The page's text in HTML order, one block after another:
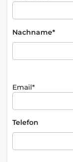
Nachname*
Email*
Telefon